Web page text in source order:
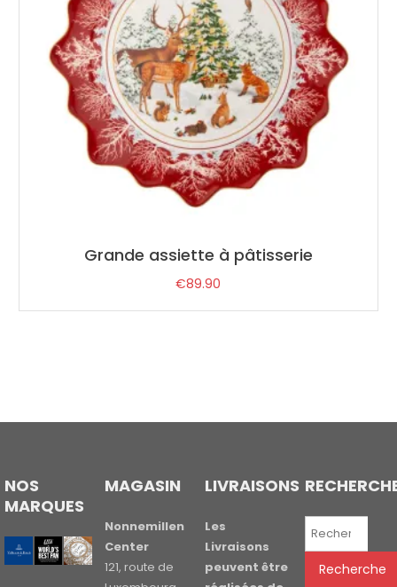
Grande assiette à pâtisserie
€89.90
NOS
MARQUES
MAGASIN
Nonnemillen
Center
121, route de
LIVRAISONS
Les
Livraisons
peuvent être
Recherche
Recherche